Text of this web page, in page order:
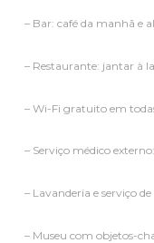
– Bar: café da manhã e
– Restaurante: jantar à
– Wi-Fi gratuito em
– Serviço médico
– Lavanderia e serviço
– Museu com objetos-